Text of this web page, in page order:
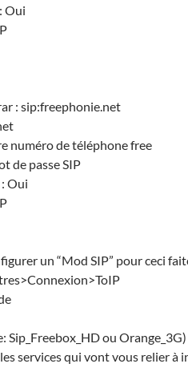
Oui
: sip:freephonie.net
numéro de téléphone free
de passe SIP
Oui
un “Mod SIP” pour ceci
Sip_Freebox_HD ou Orange_3G)
services qui vont vous relier à